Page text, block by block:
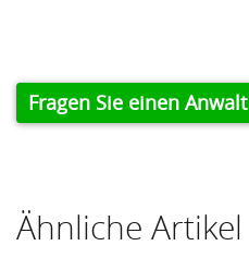
Fragen Sie einen
Ähnliche Artikel